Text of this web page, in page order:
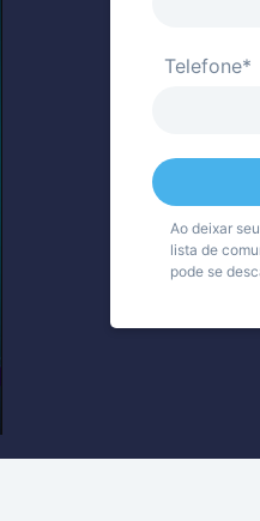
Telefone*
Ao deixar
lista de
pode se